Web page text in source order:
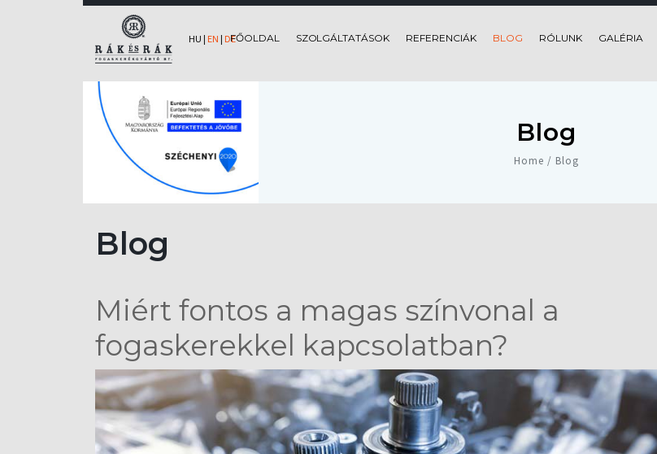
HU | EN | DEFŐOLDAL SZOLGÁLTATÁSOK REFERENCIÁK BLOG RÓLUNK GALÉRIA
Blog
Home / Blog
Blog
Miért fontos a magas színvonal a
fogaskerekkel kapcsolatban?